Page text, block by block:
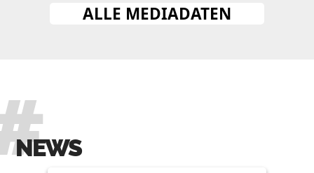
ALLE MEDIADATEN
NEWS